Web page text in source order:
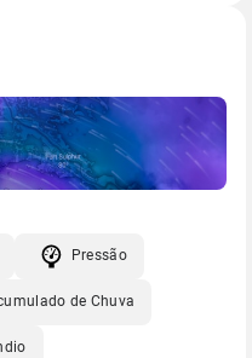
Pressão
de Chuva